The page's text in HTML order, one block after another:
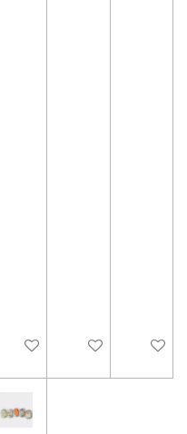
In den WarenkorbIn den Warenkorb
In den